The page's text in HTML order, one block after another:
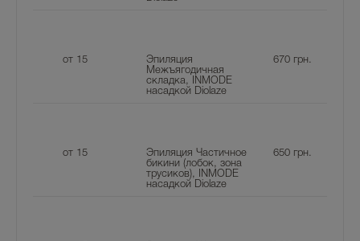
от 15
Эпиляция
Межъягодичная
складка, INMODE
насадкой Diolaze
670грн.
от 15
Эпиляция Частичное
бикини (лобок, зона
трусиков), INMODE
насадкой Diolaze
650грн.